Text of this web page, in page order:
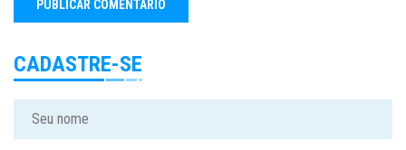
CADASTRE-SE